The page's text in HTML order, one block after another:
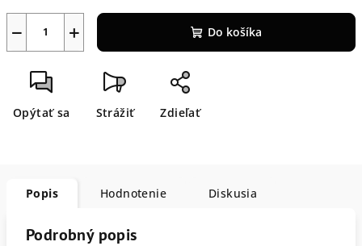
+
− Do košíka
Opýtať sa Strážiť Zdieľať
Popis Hodnotenie Diskusia
Podrobný popis